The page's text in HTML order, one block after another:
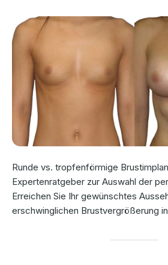
Runde vs. tropfenförmige
Expertenratgeber zur Auswahl der
Erreichen Sie Ihr gewünschtes
erschwinglichen Brustvergrößerung